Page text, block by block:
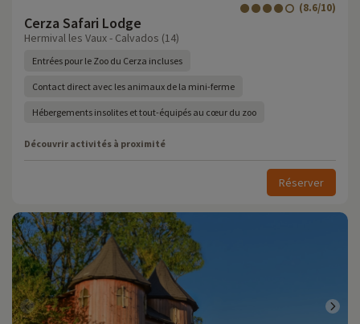
Cerza Safari Lodge
(8.6/10)
Hermival les Vaux - Calvados (14)
Entrées pour le Zoo du Cerza incluses
Contact direct avec les animaux de la mini-ferme
Hébergements insolites et tout-équipés au cœur du zoo
Découvrir activités à proximité
Réserver